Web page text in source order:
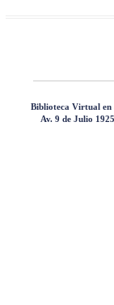
Biblioteca Virtual en
Av. 9 de Julio